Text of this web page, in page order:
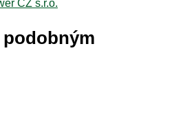
CZ s.r.o.
podobným